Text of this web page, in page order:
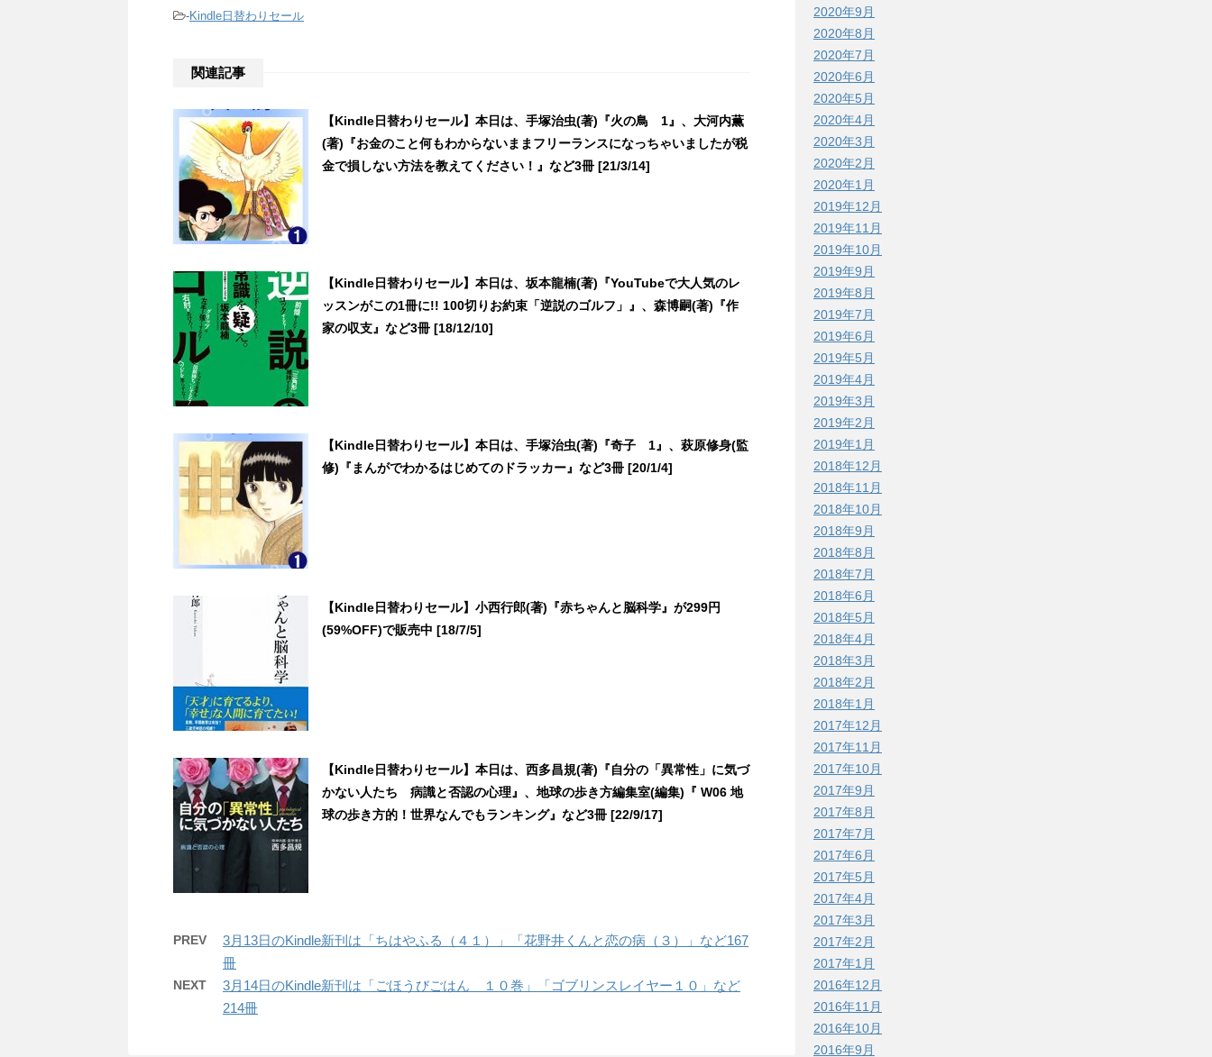
-Kindle日替わりセール
関連記事
【Kindle日替わりセール】本日は、手塚治虫(著)『火の鳥 1』、大河内薫
(著)『お金のこと何もわからないままフリーランスになっちゃいましたが税
金で損しない方法を教えてください！』など3冊 [21/3/14]
【Kindle日替わりセール】本日は、坂本龍楠(著)『YouTubeで大人気のレ
ッスンがこの1冊に!! 100切りお約束「逆説のゴルフ」』、森博嗣(著)『作
家の収支』など3冊 [18/12/10]
【Kindle日替わりセール】本日は、手塚治虫(著)『奇子 1』、萩原修身(監
修)『まんがでわかるはじめてのドラッカー』など3冊 [20/1/4]
【Kindle日替わりセール】小西行郎(著)『赤ちゃんと脳科学』が299円
(59%OFF)で販売中 [18/7/5]
【Kindle日替わりセール】本日は、西多昌規(著)『自分の「異常性」に気づ
かない人たち 病識と否認の心理』、地球の歩き方編集室(編集)『 W06 地
球の歩き方的！世界なんでもランキング』など3冊 [22/9/17]
PREV
3月13日のKindle新刊は「ちはやふる（４１）」「花野井くんと恋の病（３）」など167
冊
NEXT
3月14日のKindle新刊は「ごほうびごはん １０巻」「ゴブリンスレイヤー１０」など
214冊
2020年9月
2020年8月
2020年7月
2020年6月
2020年5月
2020年4月
2020年3月
2020年2月
2020年1月
2019年12月
2019年11月
2019年10月
2019年9月
2019年8月
2019年7月
2019年6月
2019年5月
2019年4月
2019年3月
2019年2月
2019年1月
2018年12月
2018年11月
2018年10月
2018年9月
2018年8月
2018年7月
2018年6月
2018年5月
2018年4月
2018年3月
2018年2月
2018年1月
2017年12月
2017年11月
2017年10月
2017年9月
2017年8月
2017年7月
2017年6月
2017年5月
2017年4月
2017年3月
2017年2月
2017年1月
2016年12月
2016年11月
2016年10月
2016年9月